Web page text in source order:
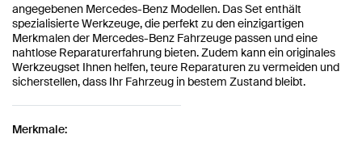
angegebenen Mercedes-Benz Modellen. Das Set enthält
spezialisierte Werkzeuge, die perfekt zu den einzigartigen
Merkmalen der Mercedes-Benz Fahrzeuge passen und eine
nahtlose Reparaturerfahrung bieten. Zudem kann ein originales
Werkzeugset Ihnen helfen, teure Reparaturen zu vermeiden und
sicherstellen, dass Ihr Fahrzeug in bestem Zustand bleibt.
Merkmale: